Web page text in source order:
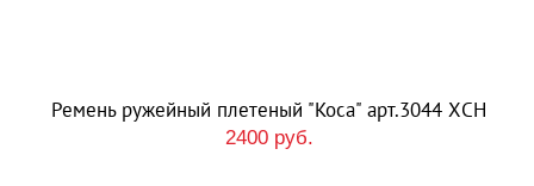
Ремень ружейный плетеный "Коса" арт.3044 ХСН
2400 руб.